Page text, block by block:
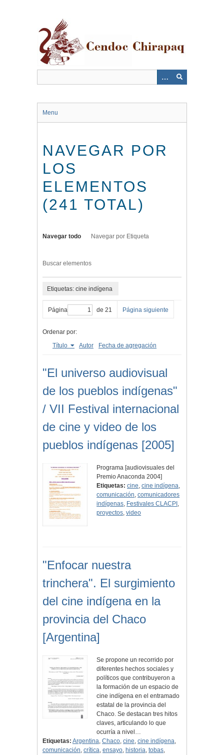
Menu
NAVEGAR POR
LOS
ELEMENTOS
(241 TOTAL)
Navegar todo Navegar por Etiqueta
Buscar elementos
Etiquetas: cine indígena
Página de 21 Página siguiente
Ordenar por:
Título
Autor Fecha de agregación
"El universo audiovisual
de los pueblos indígenas"
/ VII Festival internacional
de cine y video de los
pueblos indígenas [2005]
Programa [audiovisuales del
Premio Anaconda 2004]
Etiquetas: cine,cine indígena,
comunicación,comunicadores
indígenas, Festivales CLACPI ,
proyectos,video
"Enfocar nuestra
trinchera". El surgimiento
del cine indígena en la
provincia del Chaco
[Argentina]
Se propone un recorrido por
diferentes hechos sociales y
políticos que contribuyeron a
la formación de un espacio de
cine indígena en el entramado
estatal de la provincia del
Chaco. Se destacan tres hitos
claves, articulando lo que
ocurría a nivel…
Etiquetas: Argentina, Chaco, cine, cine indígena,
comunicación, crítica, ensayo, historia, tobas,